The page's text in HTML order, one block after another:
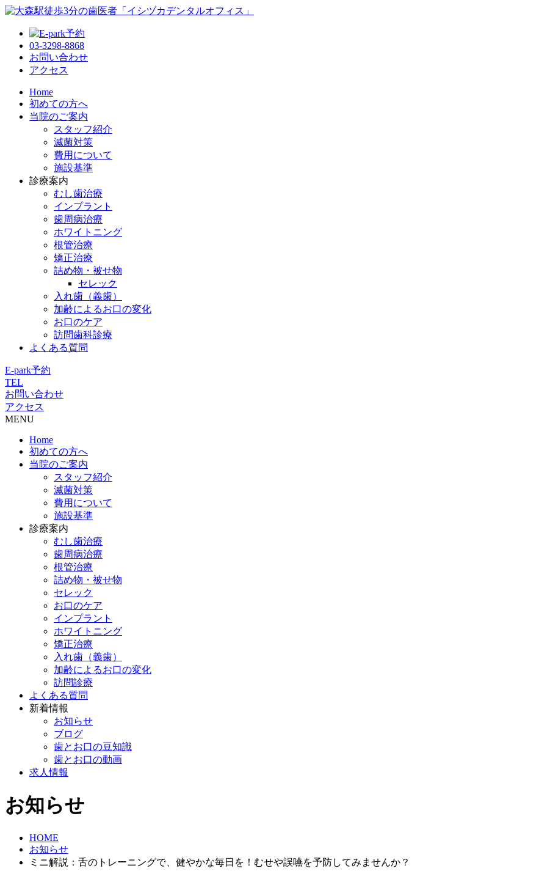
03-3298-8868
お問い合わせ
アクセス
Home
初めての方へ
当院のご案内
スタッフ紹介
滅菌対策
費用について
施設基準
診療案内
むし歯治療
インプラント
歯周病治療
ホワイトニング
根管治療
矯正治療
詰め物・被せ物
セレック
入れ歯（義歯）
加齢によるお口の変化
お口のケア
訪問歯科診療
よくある質問
E-park予約
TEL
お問い合わせ
アクセス
MENU
Home
初めての方へ
当院のご案内
スタッフ紹介
滅菌対策
費用について
施設基準
診療案内
むし歯治療
歯周病治療
根管治療
詰め物・被せ物
セレック
お口のケア
インプラント
ホワイトニング
矯正治療
入れ歯（義歯）
加齢によるお口の変化
訪問診療
よくある質問
新着情報
お知らせ
ブログ
歯とお口の豆知識
歯とお口の動画
求人情報
お知らせ
HOME
お知らせ
ミニ解説：舌のトレーニングで、健やかな毎日を！むせや誤嚥を予防してみませんか？